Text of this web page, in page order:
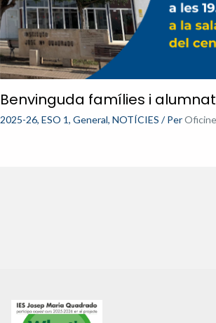
Benvinguda famílies i alumnat
2025-26, ESO 1, General, NOTÍCIES / Per